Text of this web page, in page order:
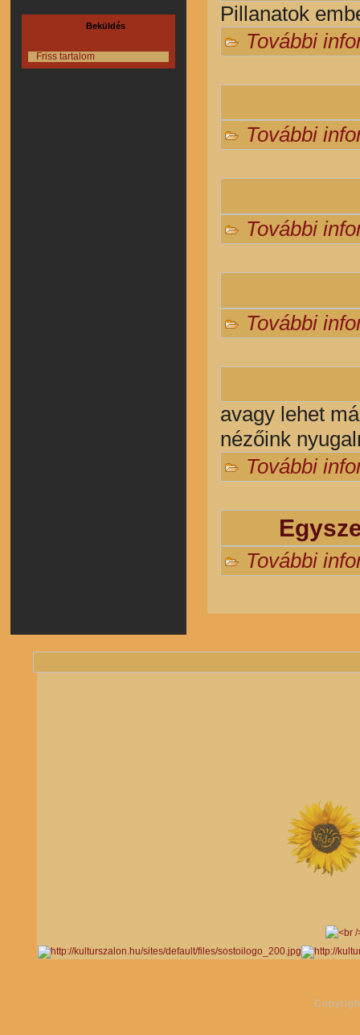
Beküldés
Friss tartalom
Pillanatok
További
További
További
További
avagy lehet
nézőink
További
További